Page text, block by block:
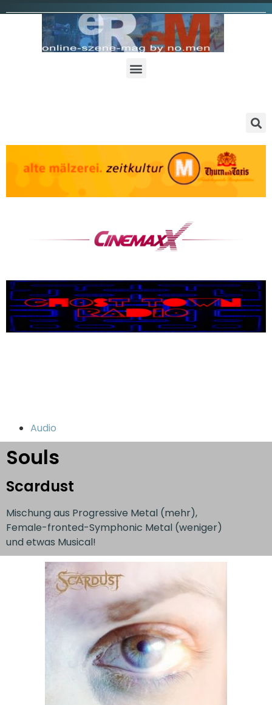
Audio
Souls
Scardust
Mischung aus Progressive Metal (mehr),
Female-fronted-Symphonic Metal (weniger)
und etwas Musical!